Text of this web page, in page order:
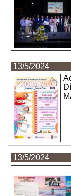
13/5/2024
13/5/2024